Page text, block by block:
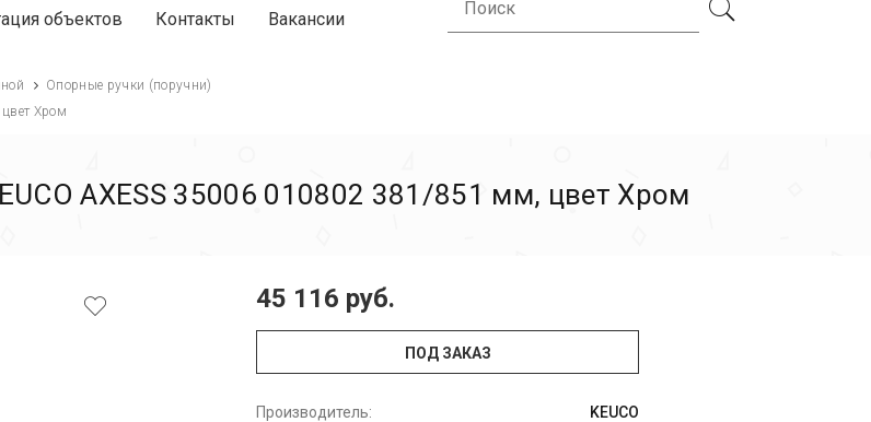
объектов Контакты Вакансии
Опорные ручки (поручни)
Хром
AXESS 35006 010802 381/851 мм, цвет Хром
45 116 руб.
ПОД ЗАКАЗ
Производитель:
KEUCO